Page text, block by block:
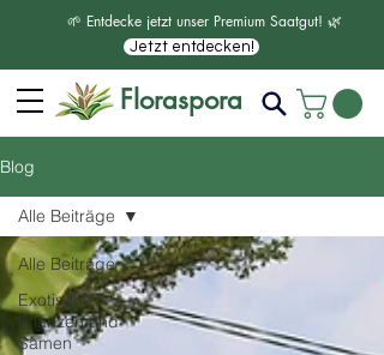
🌱 Entdecke jetzt unser Premium Saatgut! 🌿
Jetzt entdecken!
Floraspora
Blog
Alle Beiträge
Exotische
Pflanzen und
Samen
Alle Beiträge